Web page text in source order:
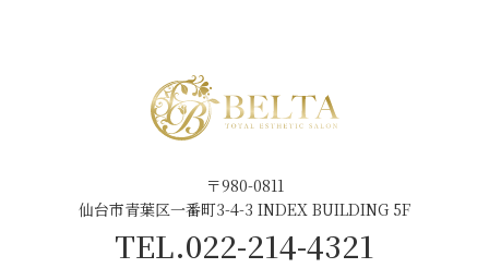
〒980-0811
仙台市青葉区一番町3-4-3 INDEX BUILDING 5F
TEL.022-214-4321